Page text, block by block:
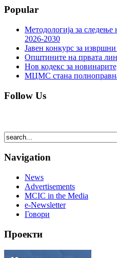
Popular
Методологија за следење
2026-2030
Јавен конкурс за
Општините на првата
Нов кодекс за
МЦМС стана полноправна
Follow Us
Navigation
News
Advertisements
MCIC in the Media
e-Newsletter
Говори
Проекти